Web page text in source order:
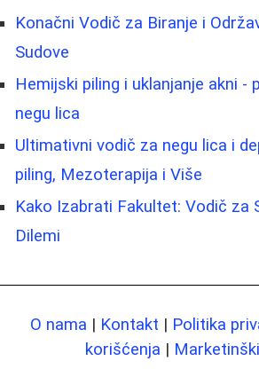
Konačni Vodič za Biranje i
Sudove
Hemijski piling i uklanjanje akni -
negu lica
Ultimativni vodič za negu lica i
piling, Mezoterapija i Više
Kako Izabrati Fakultet: Vodič za
Dilemi
O nama | Kontakt | Politika
korišćenja |